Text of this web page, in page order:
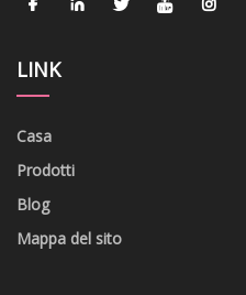
LINK
Casa
Prodotti
Blog
Mappa del sito